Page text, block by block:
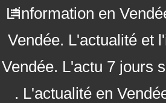
L'information en
Vendée. L'actualité et
Vendée. L'actu 7 jours
. L'actualité en